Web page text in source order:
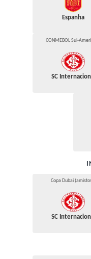
Espanha
CONMEBOL Sul-
SC
Copa Dubai
SC